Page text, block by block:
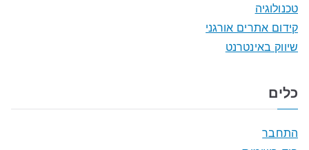
טכנולוגיה
קידום אתרים אורגני
שיווק באינטרנט
כלים
התחבר